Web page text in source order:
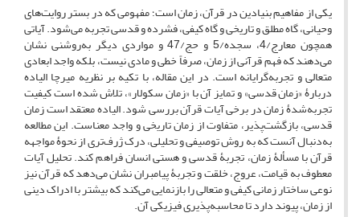
یکی از مفاهیم بنیادین در قرآن، زمان است؛ مفهومی که در بستر روایت‌های
وحیانی، گاه مطلق و تاریخی و گاه کیفی، فشرده و قدسی تجربه می‌شود. آیاتی
همچون معارج/4، سجده/5 و حج/47 و مواردی دیگر به‌روشنی نشان
می‌دهند که فهم قرآنی از زمان، صرفاً خطی و مادی نیست، بلکه واجد ابعادی
متعالی و تجربه‌گرایانه است. در این مقاله، با تکیه بر نظریه میرچا الیاده
دربارۀ «زمان قدسی» و تمایز آن با «زمان سکولار»، تلاش شده است کیفیت
تجربه‌شدۀ زمان در برخی آیات قرآن بررسی شود. الیاده معتقد است زمان
قدسی، بازگشت‌پذیر، متفاوت از زمان تاریخی و واجد معناست. این مطالعه
به‌دنبال آنست که به روش توصیفی و تحلیلی، درک ژرف‌تری از نحوۀ مواجهه
قرآن با مسألۀ زمان، تجربۀ قدسی و هستی انسان فراهم کند. تحلیل آیات
معطوف به قیامت، عروج، خلقت و تجربۀ پیامبران نشان می‌دهد که قرآن نیز
نوعی ساختار زمانی کیفی و متعالی را بازنمایی می‌کند که بیشتر با ادراک دینی
از زمان، پیوند دارد تا محاسبه‌پذیری فیزیکی آن.